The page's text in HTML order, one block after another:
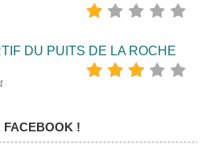
DU PUITS DE LA ROCHE
FACEBOOK !